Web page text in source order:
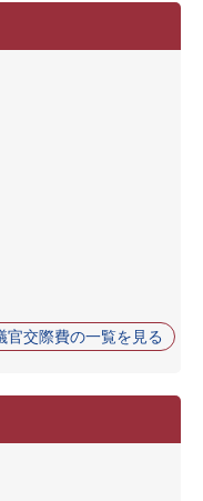
官交際費の一覧を見る